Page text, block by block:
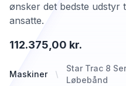
Maskiner
Star Trac 8
Løbebånd
112.375,00 kr.
ønsker det bedste udstyr
ansatte.